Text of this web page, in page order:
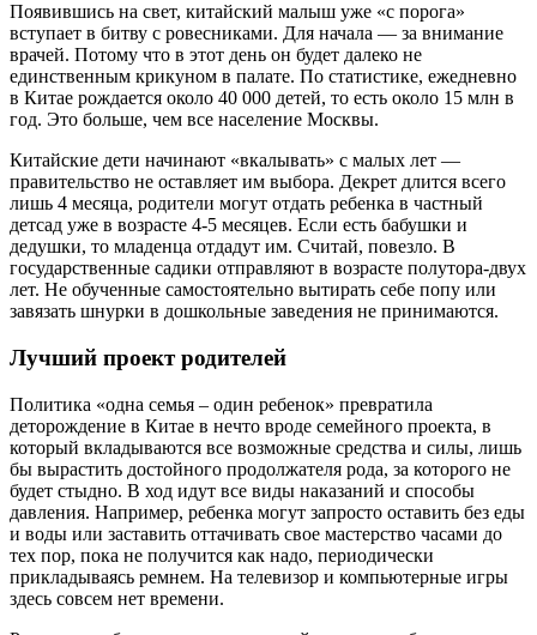
Появившись на свет, китайский малыш уже «с порога»
вступает в битву с ровесниками. Для начала — за внимание
врачей. Потому что в этот день он будет далеко не
единственным крикуном в палате. По статистике, ежедневно
в Китае рождается около 40 000 детей, то есть около 15 млн в
год. Это больше, чем все население Москвы.
Китайские дети начинают «вкалывать» с малых лет —
правительство не оставляет им выбора. Декрет длится всего
лишь 4 месяца, родители могут отдать ребенка в частный
детсад уже в возрасте 4-5 месяцев. Если есть бабушки и
дедушки, то младенца отдадут им. Считай, повезло. В
государственные садики отправляют в возрасте полутора-двух
лет. Не обученные самостоятельно вытирать себе попу или
завязать шнурки в дошкольные заведения не принимаются.
Лучший проект родителей
Политика «одна семья – один ребенок» превратила
деторождение в Китае в нечто вроде семейного проекта, в
который вкладываются все возможные средства и силы, лишь
бы вырастить достойного продолжателя рода, за которого не
будет стыдно. В ход идут все виды наказаний и способы
давления. Например, ребенка могут запросто оставить без еды
и воды или заставить оттачивать свое мастерство часами до
тех пор, пока не получится как надо, периодически
прикладываясь ремнем. На телевизор и компьютерные игры
здесь совсем нет времени.